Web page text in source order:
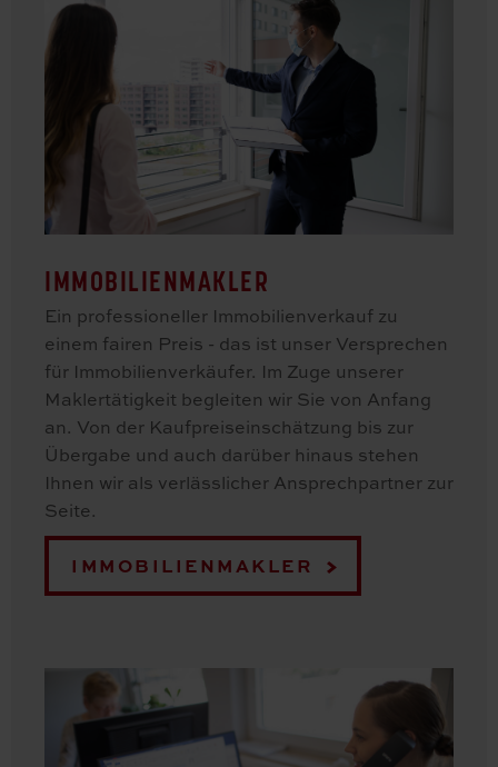
IMMOBILIENMAKLER
Ein professioneller Immobilienverkauf zu
einem fairen Preis - das ist unser Versprechen
für Immobilienverkäufer. Im Zuge unserer
Maklertätigkeit begleiten wir Sie von Anfang
an. Von der Kaufpreiseinschätzung bis zur
Übergabe und auch darüber hinaus stehen
Ihnen wir als verlässlicher Ansprechpartner zur
Seite.
IMMOBILIENMAKLER